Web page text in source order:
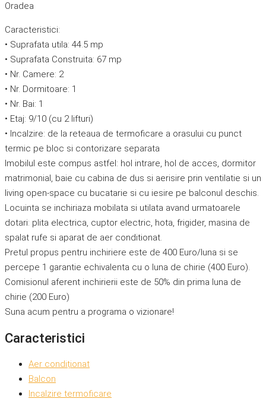
Oradea
Caracteristici:
• Suprafata utila: 44.5 mp
• Suprafata Construita: 67 mp
• Nr. Camere: 2
• Nr. Dormitoare: 1
• Nr. Bai: 1
• Etaj: 9/10 (cu 2 lifturi)
• Incalzire: de la reteaua de termoficare a orasului cu punct
termic pe bloc si contorizare separata
Imobilul este compus astfel: hol intrare, hol de acces, dormitor
matrimonial, baie cu cabina de dus si aerisire prin ventilatie si un
living open-space cu bucatarie si cu iesire pe balconul deschis.
Locuinta se inchiriaza mobilata si utilata avand urmatoarele
dotari: plita electrica, cuptor electric, hota, frigider, masina de
spalat rufe si aparat de aer conditionat.
Pretul propus pentru inchiriere este de 400 Euro/luna si se
percepe 1 garantie echivalenta cu o luna de chirie (400 Euro).
Comisionul aferent inchirierii este de 50% din prima luna de
chirie (200 Euro)
Suna acum pentru a programa o vizionare!
Caracteristici
Aer condiționat
Balcon
Incalzire termoficare